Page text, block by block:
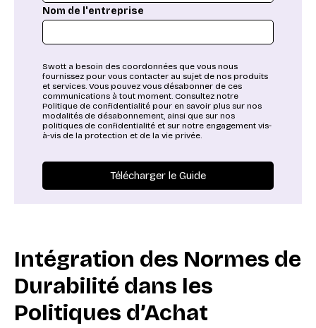
Nom de l'entreprise
Swott a besoin des coordonnées que vous nous
fournissez pour vous contacter au sujet de nos produits
et services. Vous pouvez vous désabonner de ces
communications à tout moment. Consultez notre
Politique de confidentialité pour en savoir plus sur nos
modalités de désabonnement, ainsi que sur nos
politiques de confidentialité et sur notre engagement vis-
à-vis de la protection et de la vie privée.
Intégration des Normes de
Durabilité dans les
Politiques d’Achat